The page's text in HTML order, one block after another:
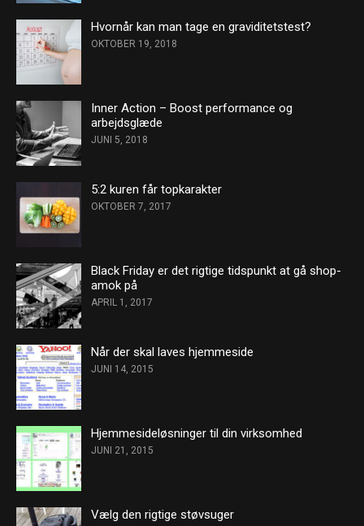
Hvornår kan man tage en graviditetstest?
OKTOBER 19, 2018
Inner Action – Boost performance og
arbejdsglæde
JUNI 5, 2018
5:2 kuren får topkarakter
OKTOBER 7, 2017
Black Friday er det rigtige tidspunkt at gå shop-
amok på
APRIL 1, 2017
Når der skal laves hjemmeside
JUNI 14, 2015
Hjemmesideløsninger til din virksomhed
JUNI 21, 2015
Vælg den rigtige støvsuger